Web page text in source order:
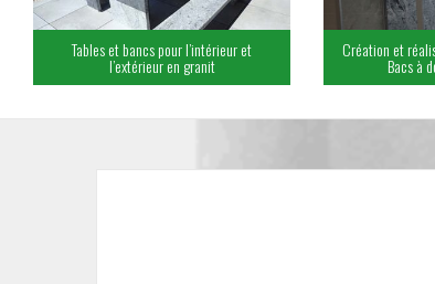
Tables et bancs pour l’intérieur et
l’extérieur en granit
Création et
Bacs à